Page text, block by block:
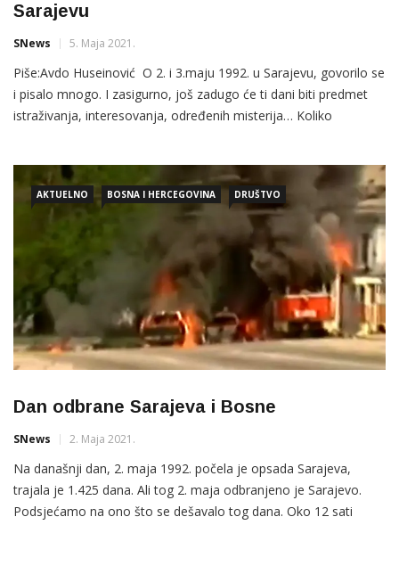
Sarajevu
SNews 5. Maja 2021.
Piše:Avdo Huseinović O 2. i 3.maju 1992. u Sarajevu, govorilo se
i pisalo mnogo. I zasigurno, još zadugo će ti dani biti predmet
istraživanja, interesovanja, određenih misterija… Koliko
AKTUELNO BOSNA I HERCEGOVINA DRUŠTVO
Dan odbrane Sarajeva i Bosne
SNews 2. Maja 2021.
Na današnji dan, 2. maja 1992. počela je opsada Sarajeva,
trajala je 1.425 dana. Ali tog 2. maja odbranjeno je Sarajevo.
Podsjećamo na ono što se dešavalo tog dana. Oko 12 sati